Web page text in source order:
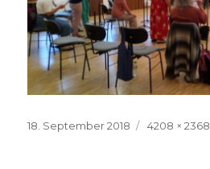
Veröffentlicht
18. September 2018
Volle
4208 × 2368